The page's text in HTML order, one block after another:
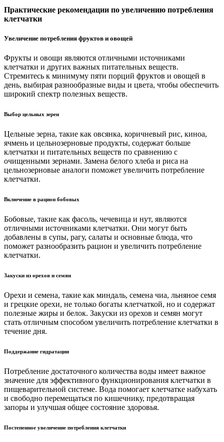
Практические рекомендации по увеличению потребления
клетчатки
Увеличение потребления фруктов и овощей
Фрукты и овощи являются отличными источниками
клетчатки и других важных питательных веществ.
Стремитесь к минимуму пяти порций фруктов и овощей в
день, выбирая разнообразные виды и цвета, чтобы обеспечить
широкий спектр полезных веществ.
Выбор цельных зерен
Цельные зерна, такие как овсянка, коричневый рис, киноа,
ячмень и цельнозерновые продукты, содержат больше
клетчатки и питательных веществ по сравнению с
очищенными зернами. Замена белого хлеба и риса на
цельнозерновые аналоги поможет увеличить потребление
клетчатки.
Включение в рацион бобовых
Бобовые, такие как фасоль, чечевица и нут, являются
отличными источниками клетчатки. Они могут быть
добавлены в супы, рагу, салаты и основные блюда, что
поможет разнообразить рацион и увеличить потребление
клетчатки.
Закуски из орехов и семян
Орехи и семена, такие как миндаль, семена чиа, льняное семя
и грецкие орехи, не только богаты клетчаткой, но и содержат
полезные жиры и белок. Закуски из орехов и семян могут
стать отличным способом увеличить потребление клетчатки в
течение дня.
Поддержание гидратации
Потребление достаточного количества воды имеет важное
значение для эффективного функционирования клетчатки в
пищеварительной системе. Вода помогает клетчатке набухать
и свободно перемещаться по кишечнику, предотвращая
запоры и улучшая общее состояние здоровья.
Постепенное увеличение потребления клетчатки